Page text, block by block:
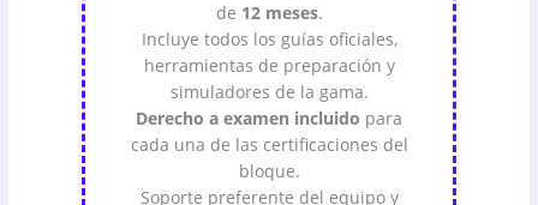
de 12 meses.
Incluye todos los guías oficiales,
herramientas de preparación y
simuladores de la gama.
Derecho a examen incluido para
cada una de las certificaciones del
bloque.
Soporte preferente del equipo y